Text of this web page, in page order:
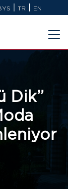
TR EN
Dik”